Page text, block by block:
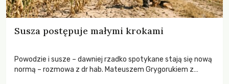
Susza postępuje małymi krokami
Powodzie i susze – dawniej rzadko spotykane stają się nową
normą – rozmowa z dr hab. Mateuszem Grygorukiem z